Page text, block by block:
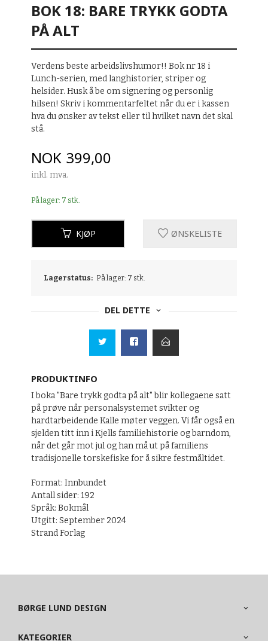
BOK 18: BARE TRYKK GODTA
PÅ ALT
Verdens beste arbeidslivshumor!! Bok nr 18 i
Lunch-serien, med langhistorier, striper og
helsider. Husk å be om signering og personlig
hilsen! Skriv i kommentarfeltet når du er i kassen
hva du ønsker av tekst eller til hvilket navn det skal
stå.
Pris
NOK 399,00
inkl. mva.
På lager: 7 stk.
KJØP ØNSKELISTE
Lagerstatus: På lager: 7 stk.
DEL DETTE
PRODUKTINFO
I boka "Bare trykk godta på alt" blir kollegaene satt
på prøve når personalsystemet svikter og
hardtarbeidende Kalle møter veggen. Vi får også en
sjelden titt inn i Kjells familiehistorie og barndom,
når det går mot jul og han må ut på familiens
tradisjonelle torskefiske for å sikre festmåltidet.
Format: Innbundet
Antall sider: 192
Språk: Bokmål
Utgitt: September 2024
Strand Forlag
BØRGE LUND DESIGN
KATEGORIER